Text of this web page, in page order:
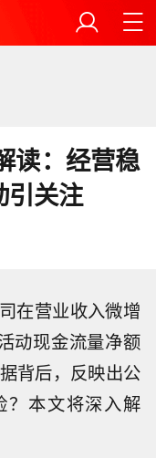
读：经营稳
引关注
在营业收入微增
动现金流量净额
背后，反映出公
？本文将深入解